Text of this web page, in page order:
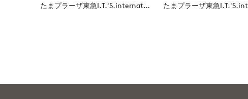
たまプラーザ東急I.T.'S.international